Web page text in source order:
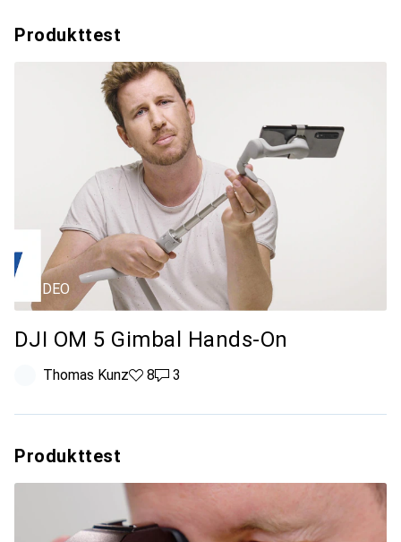
Produkttest
VIDEO
DJI OM 5 Gimbal Hands-On
Thomas Kunz8 Likes
83 Kommentare
3
Produkttest